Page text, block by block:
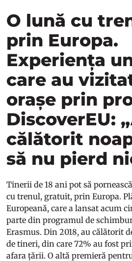
O lună cu
prin Europa.
Experiența
care au
orașe prin
DiscoverEU:
călătorit
să nu pierd
Tinerii de 18 ani pot să
cu trenul, gratuit, prin Europa.
Europeană, care a lansat acum
parte din programul de
Erasmus. Din 2018, au călătorit
de tineri, din care 72% au fost
afara țării. O altă premieră